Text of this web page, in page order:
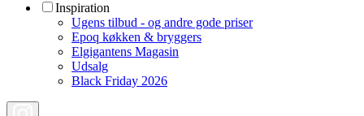
Inspiration
Ugens tilbud - og andre gode priser
Epoq køkken & bryggers
Elgigantens Magasin
Udsalg
Black Friday 2026